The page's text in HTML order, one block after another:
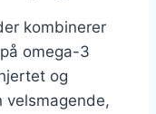
kombinerer
omega-3
og
velsmagende,